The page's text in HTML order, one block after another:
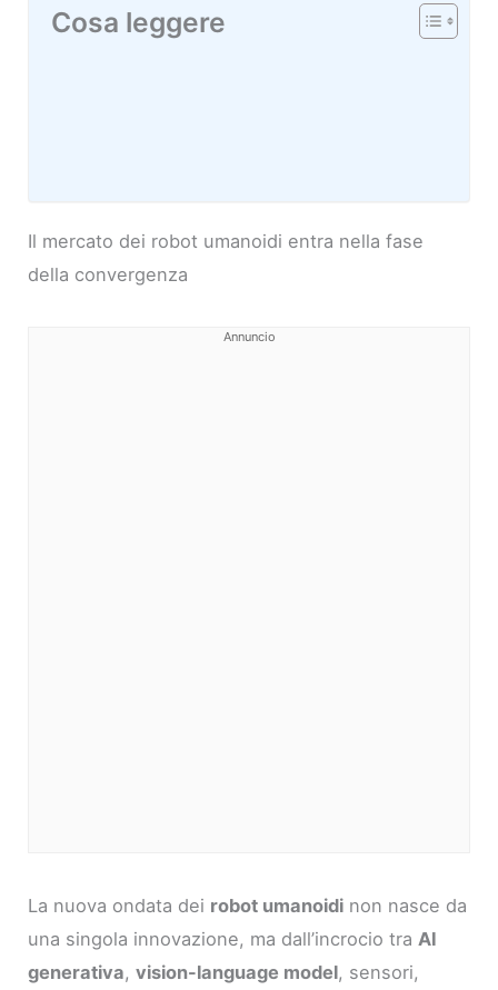
Cosa leggere
Il mercato dei robot umanoidi entra nella fase
della convergenza
Annuncio
La nuova ondata dei robot umanoidi non nasce da
una singola innovazione, ma dall’incrocio tra AI
generativa,vision-language model, sensori,